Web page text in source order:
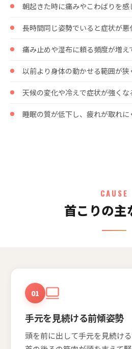
朝起きた時に痛みやこわばりを感
長時間同じ姿勢でいると症状が悪
痛み止めや湿布に頼る頻度が増え
以前より身体の動かせる範囲が狭
天候の変化や冷えで症状が強くな
睡眠の質が低下し、疲れが取れに
CAUSE
首こりの主
01
手元を見続ける前傾姿勢
頭を前に出して手元を見続ける